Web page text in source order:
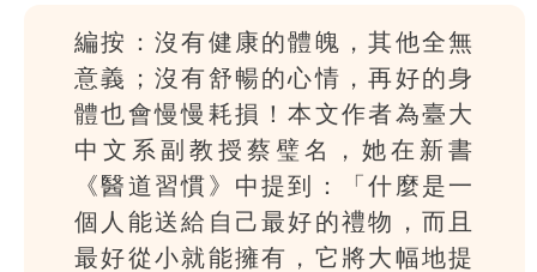
編按：沒有健康的體魄，其他全無
意義；沒有舒暢的心情，再好的身
體也會慢慢耗損！本文作者為臺大
中文系副教授蔡璧名，她在新書
《醫道習慣》中提到：「什麼是一
個人能送給自己最好的禮物，而且
最好從小就能擁有，它將大幅地提